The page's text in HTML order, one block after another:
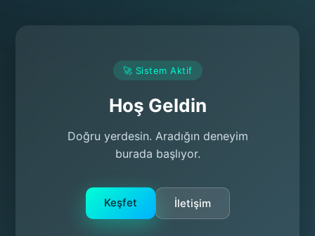
🚀 Sistem Aktif
Hoş Geldin
Doğru yerdesin. Aradığın deneyim
burada başlıyor.
Keşfet İletişim